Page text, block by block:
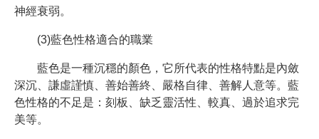
神經衰弱。
(3)藍色性格適合的職業
藍色是一種沉穩的顏色，它所代表的性格特點是內斂
深沉、謙虛謹慎、善始善終、嚴格自律、善解人意等。藍
色性格的不足是：刻板、缺乏靈活性、較真、過於追求完
美等。